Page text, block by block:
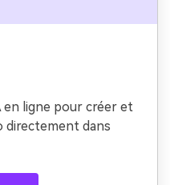
en ligne pour créer et
directement dans